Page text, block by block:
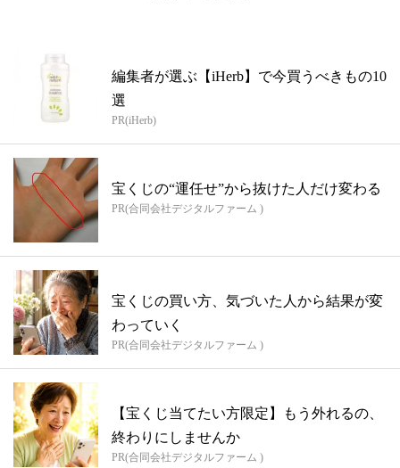
編集者が選ぶ【iHerb】で今買うべきもの10
選
PR(iHerb)
宝くじの“運任せ”から抜けた人だけ変わる
PR(合同会社デジタルファーム )
宝くじの買い方、気づいた人から結果が変
わっていく
PR(合同会社デジタルファーム )
【宝くじ当てたい方限定】もう外れるの、
終わりにしませんか
PR(合同会社デジタルファーム )